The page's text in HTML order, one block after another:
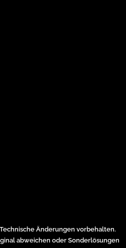
Änderungen vorbehalten.
abweichen oder Sonderlösungen